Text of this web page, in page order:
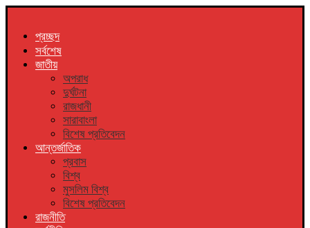
প্রচ্ছদ
সর্বশেষ
জাতীয়
অপরাধ
দুর্ঘটনা
রাজধানী
সারাবাংলা
বিশেষ প্রতিবেদন
আন্তর্জাতিক
প্রবাস
বিশ্ব
মুসলিম বিশ্ব
বিশেষ প্রতিবেদন
রাজনীতি